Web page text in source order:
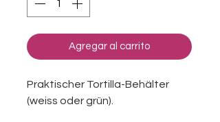
Agregar al carrito
Praktischer Tortilla-Behälter
(weiss oder grün).